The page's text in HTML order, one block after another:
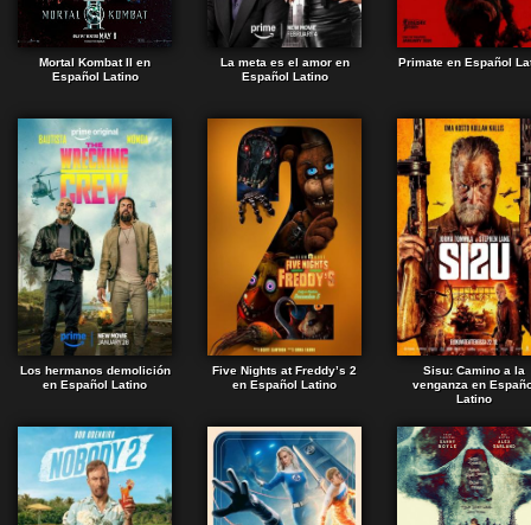
Mortal Kombat II en
Español Latino
La meta es el amor en
Español Latino
Primate en Español
Los hermanos demolición
en Español Latino
Five Nights at Freddy’s 2
en Español Latino
Sisu: Camino a la
venganza en
Latino